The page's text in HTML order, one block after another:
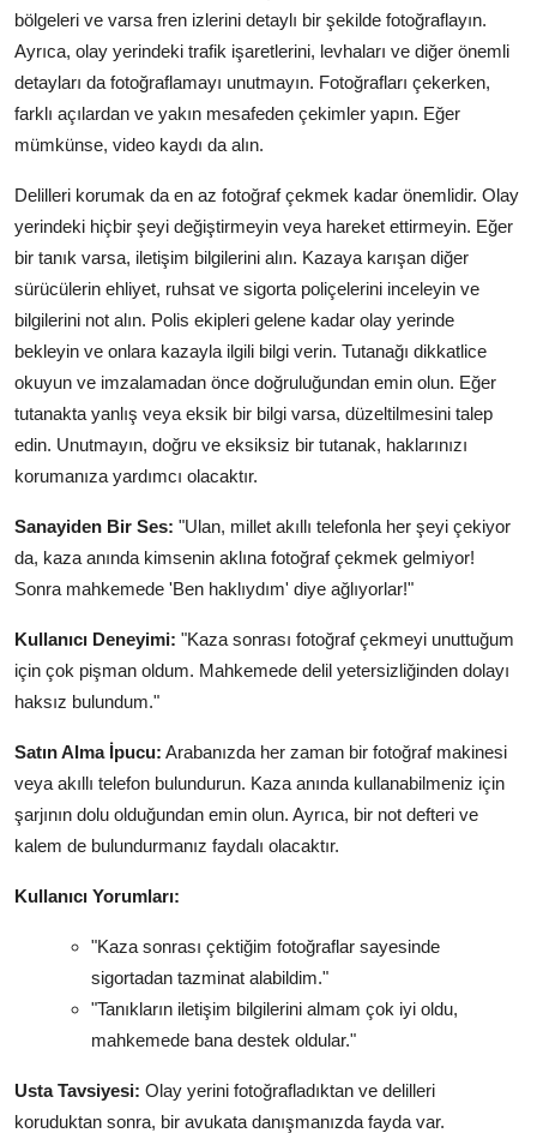
bölgeleri ve varsa fren izlerini detaylı bir şekilde fotoğraflayın.
Ayrıca, olay yerindeki trafik işaretlerini, levhaları ve diğer önemli
detayları da fotoğraflamayı unutmayın. Fotoğrafları çekerken,
farklı açılardan ve yakın mesafeden çekimler yapın. Eğer
mümkünse, video kaydı da alın.
Delilleri korumak da en az fotoğraf çekmek kadar önemlidir. Olay
yerindeki hiçbir şeyi değiştirmeyin veya hareket ettirmeyin. Eğer
bir tanık varsa, iletişim bilgilerini alın. Kazaya karışan diğer
sürücülerin ehliyet, ruhsat ve sigorta poliçelerini inceleyin ve
bilgilerini not alın. Polis ekipleri gelene kadar olay yerinde
bekleyin ve onlara kazayla ilgili bilgi verin. Tutanağı dikkatlice
okuyun ve imzalamadan önce doğruluğundan emin olun. Eğer
tutanakta yanlış veya eksik bir bilgi varsa, düzeltilmesini talep
edin. Unutmayın, doğru ve eksiksiz bir tutanak, haklarınızı
korumanıza yardımcı olacaktır.
Sanayiden Bir Ses: "Ulan, millet akıllı telefonla her şeyi çekiyor
da, kaza anında kimsenin aklına fotoğraf çekmek gelmiyor!
Sonra mahkemede 'Ben haklıydım' diye ağlıyorlar!"
Kullanıcı Deneyimi: "Kaza sonrası fotoğraf çekmeyi unuttuğum
için çok pişman oldum. Mahkemede delil yetersizliğinden dolayı
haksız bulundum."
Satın Alma İpucu: Arabanızda her zaman bir fotoğraf makinesi
veya akıllı telefon bulundurun. Kaza anında kullanabilmeniz için
şarjının dolu olduğundan emin olun. Ayrıca, bir not defteri ve
kalem de bulundurmanız faydalı olacaktır.
Kullanıcı Yorumları:
"Kaza sonrası çektiğim fotoğraflar sayesinde
sigortadan tazminat alabildim."
"Tanıkların iletişim bilgilerini almam çok iyi oldu,
mahkemede bana destek oldular."
Usta Tavsiyesi: Olay yerini fotoğrafladıktan ve delilleri
koruduktan sonra, bir avukata danışmanızda fayda var.